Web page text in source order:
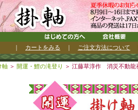
カートをみる ご注文方法について
軸 ＞ 開運・鯉の滝登り ＞ 江藤草淳作 消災不動龍